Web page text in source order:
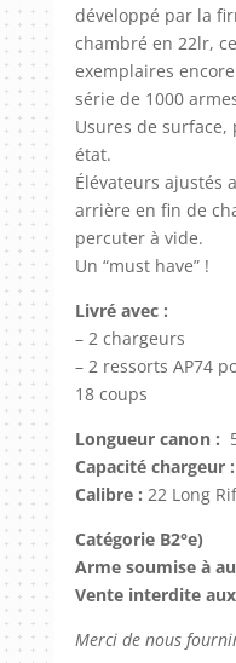
développé par la
chambré en 22lr,
exemplaires
série de 1000
Usures de
état.
Élévateurs ajustés
arrière en fin de
percuter à vide.
Un “must have” !
Livré avec :
– 2 chargeurs
– 2 ressorts AP74
18 coups
Longueur canon :
Capacité chargeur :
Calibre : 22 Long
Catégorie B2°e)
Arme soumise à
Vente interdite
Merci de nous